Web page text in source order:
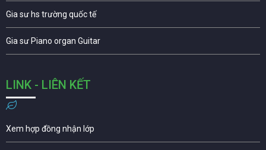
Gia sư hs trường quốc tế
Gia sư Piano organ Guitar
LINK - LIÊN KẾT
Xem hợp đồng nhận lớp